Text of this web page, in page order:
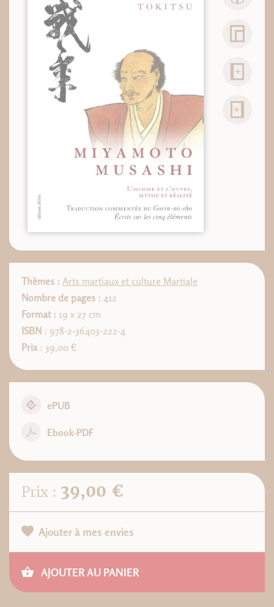
Thèmes : Arts martiaux et culture Martiale
Nombre de pages : 412
Format : 19 x 27 cm
ISBN : 978-2-36403-222-4
Prix: 39,00 €
ePUB
Ebook-PDF
Prix : 39,00 €
Ajouter à mes envies
AJOUTER AU PANIER